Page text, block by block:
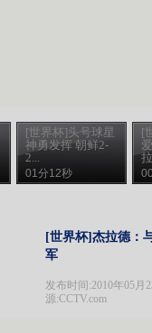
[世界杯]头号球星
神勇发挥 朝鲜2-
2...
01分12秒
[
[世界杯]杰拉德：
军
发布时间:2010年05月
源:CCTV.com